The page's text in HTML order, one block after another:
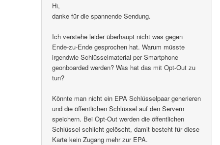
Hi,
danke für die spannende Sendung.
Ich verstehe leider überhaupt nicht was gegen
Ende-zu-Ende gesprochen hat. Warum müsste
irgendwie Schlüsselmaterial per Smartphone
geonboarded werden? Was hat das mit Opt-Out zu
tun?
Könnte man nicht ein EPA Schlüsselpaar generieren
und die öffentlichen Schlüssel auf den Servern
speichern. Bei Opt-Out werden die öffentlichen
Schlüssel schlicht gelöscht, damit besteht für diese
Karte kein Zugang mehr zur EPA.